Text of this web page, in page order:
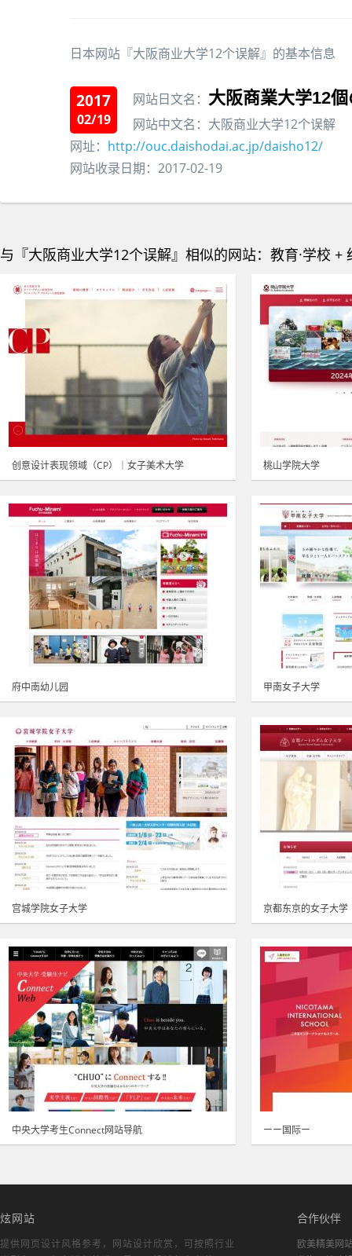
日本网站『大阪商业大学12个误解』的基本信息
2017
02/19
网站日文名： 大阪商業大学12
网站中文名：大阪商业大学12个误解
网址： http://ouc.daishodai.ac.jp/daisho12/
网站收录日期：2017-02-19
与『大阪商业大学12个误解』相似的网站：教育·学校 +
创意设计表现领域（CP）｜女子美术大学 桃山学院大学
府中南幼儿园 甲南女子大学
宫城学院女子大学 京都东京的女子大学
中央大学考生Connect网站导航 ーー国际ー
炫网站
提供网页设计风格参考， 网站设计欣赏 ，可按照行业
合作伙伴
欧美精美网